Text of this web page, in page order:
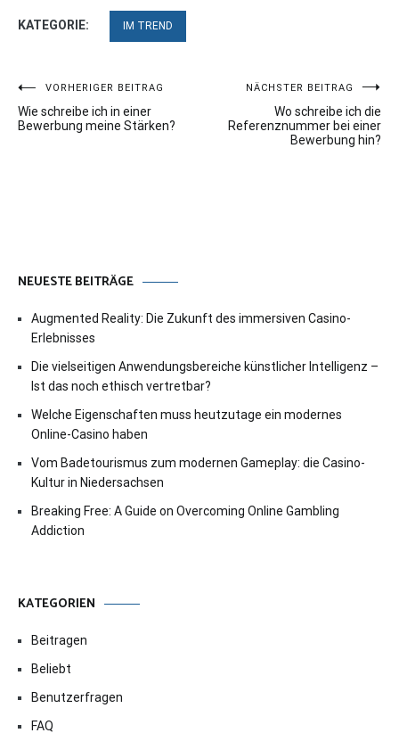
KATEGORIE: IM TREND
Beitragsnavigation
VORHERIGER BEITRAG
Wie schreibe ich in einer
Bewerbung meine Stärken?
NÄCHSTER BEITRAG
Wo schreibe ich die
Referenznummer bei einer
Bewerbung hin?
NEUESTE BEITRÄGE
Augmented Reality: Die Zukunft des immersiven Casino-
Erlebnisses
Die vielseitigen Anwendungsbereiche künstlicher Intelligenz –
Ist das noch ethisch vertretbar?
Welche Eigenschaften muss heutzutage ein modernes
Online-Casino haben
Vom Badetourismus zum modernen Gameplay: die Casino-
Kultur in Niedersachsen
Breaking Free: A Guide on Overcoming Online Gambling
Addiction
KATEGORIEN
Beitragen
Beliebt
Benutzerfragen
FAQ